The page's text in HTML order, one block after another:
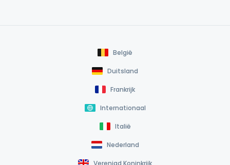
België
Duitsland
Frankrijk
Internationaal
Italië
Nederland